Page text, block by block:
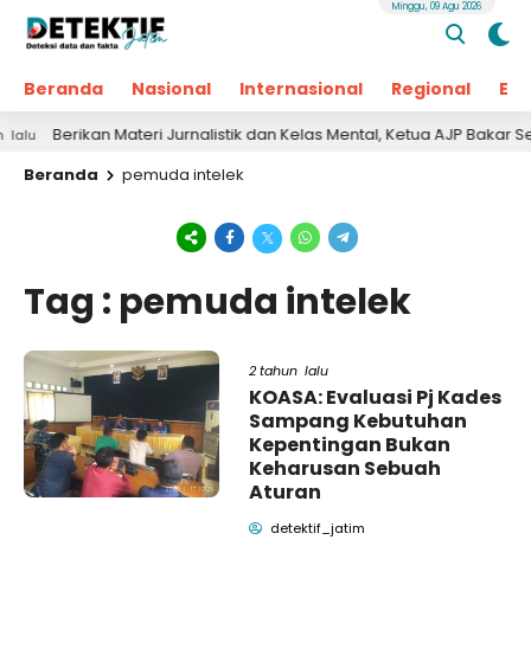
Beranda Nasional Internasional Regional
Minggu, 09 Agu 2026
Berikan Materi Jurnalistik dan Kelas Mental, Ketua AJP Bakar
Beranda
pemuda intelek
Tag : pemuda intelek
2 tahun lalu
KOASA: Evaluasi Pj Kades
Sampang Kebutuhan
Kepentingan Bukan
Keharusan Sebuah
Aturan
detektif_jatim